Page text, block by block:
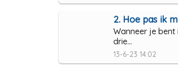
2. Hoe pas ik
Wanneer je bent
drie...
13-6-23 14:02